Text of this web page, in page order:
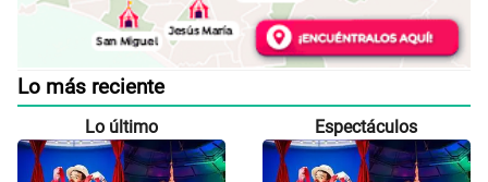
Lo más reciente
Lo último Espectáculos